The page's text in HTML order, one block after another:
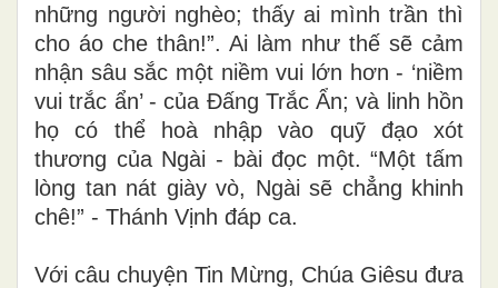
những người nghèo; thấy ai mình trần thì
cho áo che thân!”. Ai làm như thế sẽ cảm
nhận sâu sắc một niềm vui lớn hơn - ‘niềm
vui trắc ẩn’ - của Đấng Trắc Ẩn; và linh hồn
họ có thể hoà nhập vào quỹ đạo xót
thương của Ngài - bài đọc một. “Một tấm
lòng tan nát giày vò, Ngài sẽ chẳng khinh
chê!” - Thánh Vịnh đáp ca.
Với câu chuyện Tin Mừng, Chúa Giêsu đưa